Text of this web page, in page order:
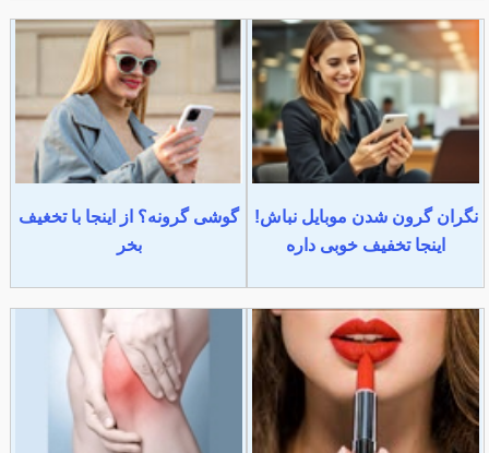
نگران گرون شدن موبایل نباش!
اینجا تخفیف خوبی داره
گوشی گرونه؟ از اینجا با تخغیف
بخر